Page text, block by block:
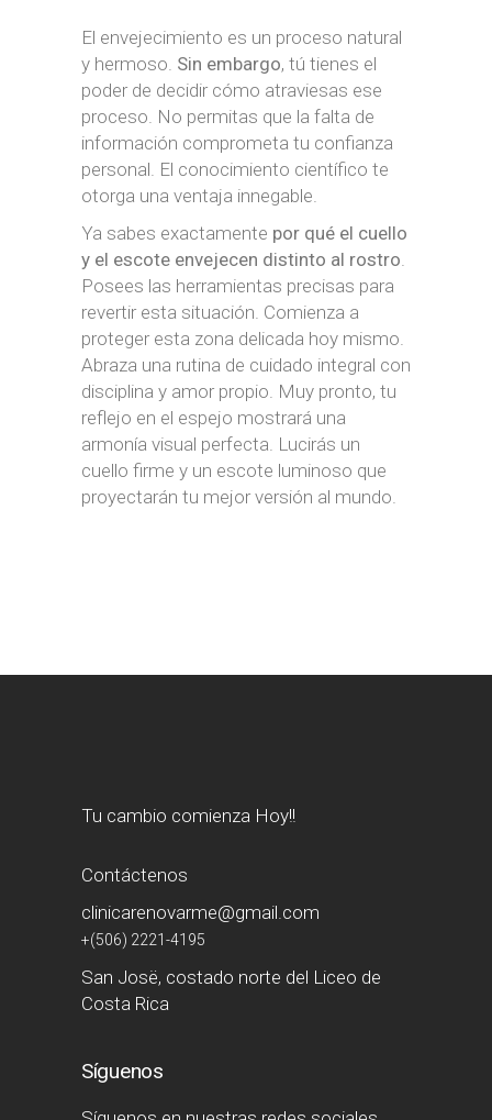
El envejecimiento es un proceso natural
y hermoso. Sin embargo, tú tienes el
poder de decidir cómo atraviesas ese
proceso. No permitas que la falta de
información comprometa tu confianza
personal. El conocimiento científico te
otorga una ventaja innegable.
Ya sabes exactamente por qué el cuello
y el escote envejecen distinto al rostro.
Posees las herramientas precisas para
revertir esta situación. Comienza a
proteger esta zona delicada hoy mismo.
Abraza una rutina de cuidado integral con
disciplina y amor propio. Muy pronto, tu
reflejo en el espejo mostrará una
armonía visual perfecta. Lucirás un
cuello firme y un escote luminoso que
proyectarán tu mejor versión al mundo.
Tu cambio comienza Hoy!!
Contáctenos
clinicarenovarme@gmail.com
+(506) 2221-4195
San Josë, costado norte del Liceo de
Costa Rica
Síguenos